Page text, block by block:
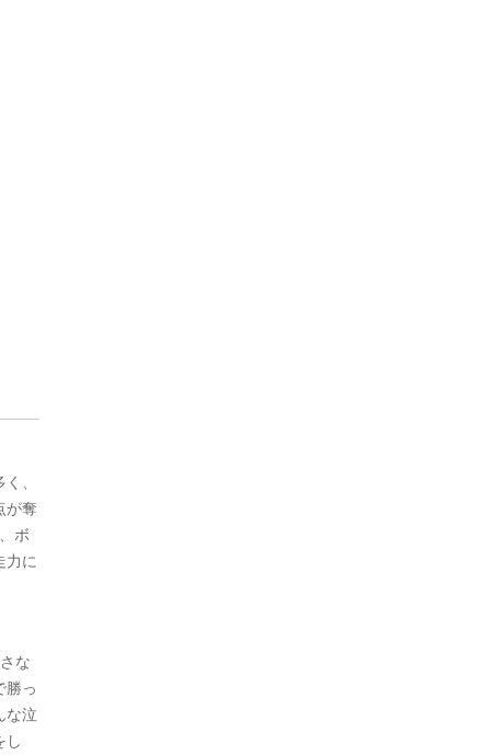
、
が奪
ボ
力に
な
勝っ
な泣
し